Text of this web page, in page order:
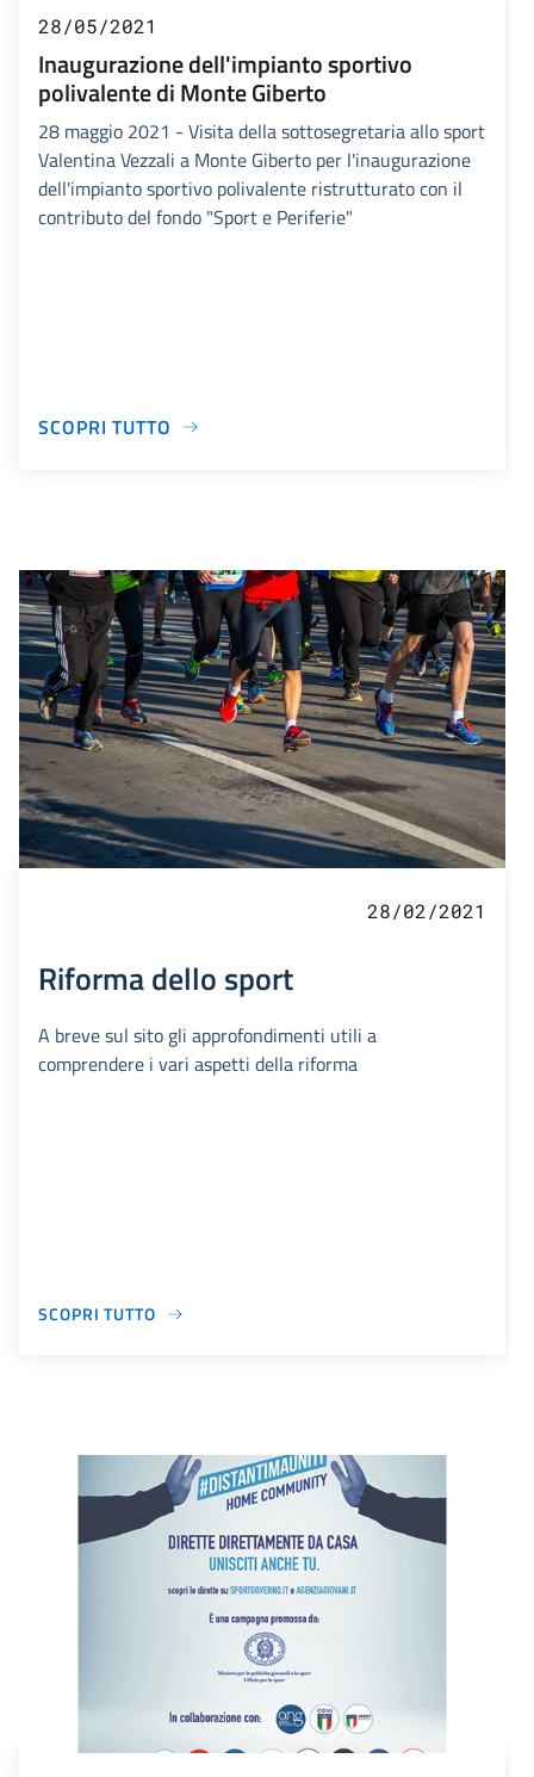
28/05/2021
Inaugurazione dell'impianto sportivo
polivalente di Monte Giberto
28 maggio 2021 - Visita della sottosegretaria allo sport
Valentina Vezzali a Monte Giberto per l'inaugurazione
dell'impianto sportivo polivalente ristrutturato con il
contributo del fondo "Sport e Periferie"
SCOPRI TUTTO
28/02/2021
Riforma dello sport
A breve sul sito gli approfondimenti utili a
comprendere i vari aspetti della riforma
SCOPRI TUTTO